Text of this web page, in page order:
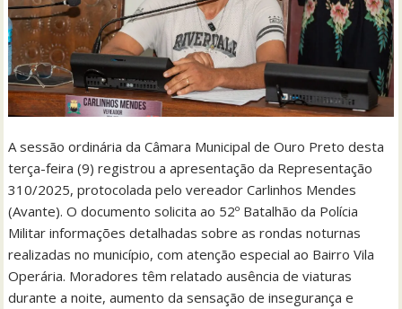
A sessão ordinária da Câmara Municipal de Ouro Preto desta
terça-feira (9) registrou a apresentação da Representação
310/2025, protocolada pelo vereador Carlinhos Mendes
(Avante). O documento solicita ao 52º Batalhão da Polícia
Militar informações detalhadas sobre as rondas noturnas
realizadas no município, com atenção especial ao Bairro Vila
Operária. Moradores têm relatado ausência de viaturas
durante a noite, aumento da sensação de insegurança e